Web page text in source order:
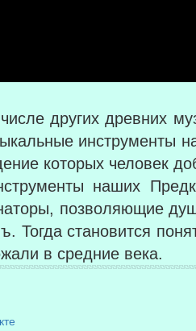
других древних
инструменты
которых человек
наших
позволяющие
становится
в средние века.